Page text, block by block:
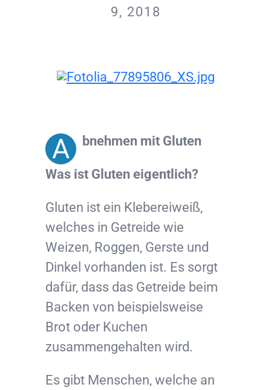
9, 2018
A bnehmen mit Gluten
Was ist Gluten eigentlich?
Gluten ist ein Klebereiweiß,
welches in Getreide wie
Weizen, Roggen, Gerste und
Dinkel vorhanden ist. Es sorgt
dafür, dass das Getreide beim
Backen von beispielsweise
Brot oder Kuchen
zusammengehalten wird.
Es gibt Menschen, welche an